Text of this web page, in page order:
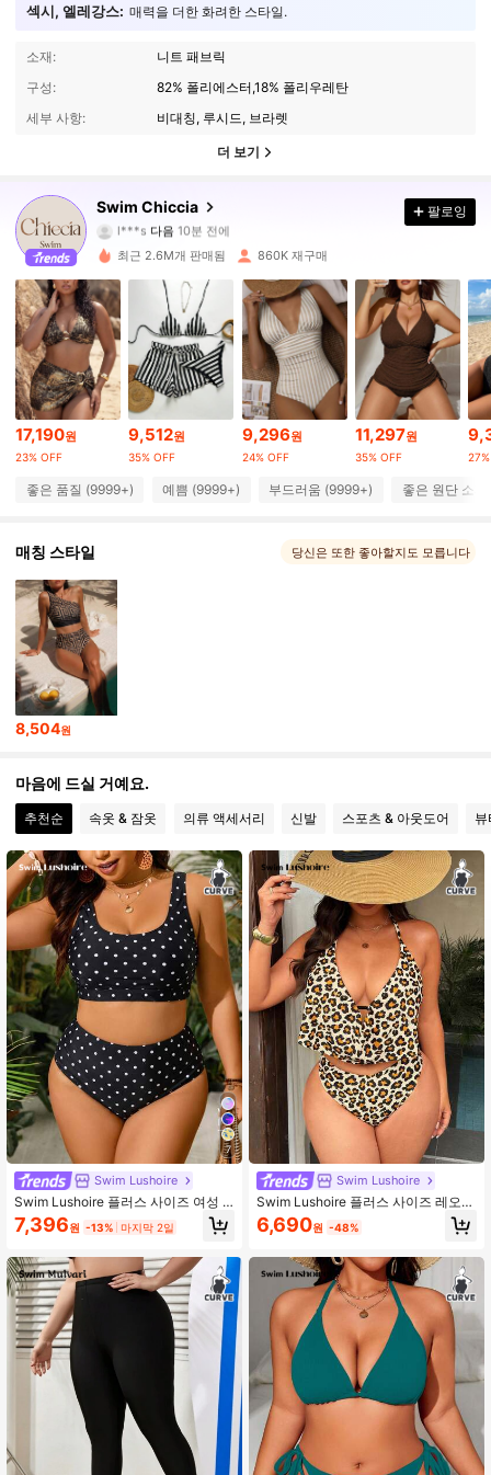
섹시, 엘레강스: 매력을 더한 화려한 스타일.
소재:
니트 패브릭
구성:
82% 폴리에스터,18% 폴리우레탄
세부 사항:
비대칭, 루시드, 브라렛
더 보기
Swim Chiccia
l***s다음10분 전에
r***3 가 탐색 중입니다
4.89
379K 팔로워
4.89 379K 팔로워
4.89 379K 팔로워
4.89 379K 팔로워
4.89
4.89 379K 팔로워
팔로잉
최근 2.6M개 판매됨 860K 재구매
17,190원
23% OFF
9,512원
35% OFF
9,296원
24% OFF
11,297원
35% OFF
좋은 품질 (9999+) 예쁨 (9999+) 부드러움 (9999+) 좋은 원단 소
매칭 스타일 당신은 또한 좋아할지도 모릅니다
8,504원
마음에 드실 거예요.
추천순 속옷 & 잠옷 의류 액세서리 신발 스포츠 & 아웃도어
7
Swim Lushoire
Swim Lushoire 플러스 사이즈 여성 2
피스 랜덤 프린트 분리형 패션 캐주얼
휴가 수영복 세트
7,396원 -13% 마지막 2일
Swim Lushoire
Swim Lushoire 플러스 사이즈 레오파
드 프린트 패션 캐주얼 휴가 탱크니 수
영복
6,690원 -48%